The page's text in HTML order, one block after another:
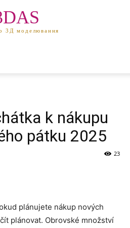
3Д моделювання
k nákupu
pátku 2025
23
plánujete nákup nových
plánovat. Obrovské množství